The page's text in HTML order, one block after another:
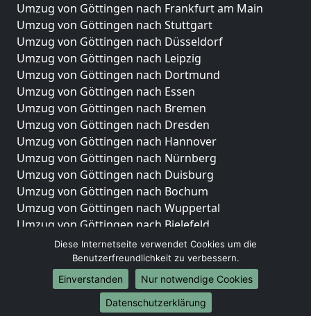
Umzug von Göttingen nach Frankfurt am Main
Umzug von Göttingen nach Stuttgart
Umzug von Göttingen nach Düsseldorf
Umzug von Göttingen nach Leipzig
Umzug von Göttingen nach Dortmund
Umzug von Göttingen nach Essen
Umzug von Göttingen nach Bremen
Umzug von Göttingen nach Dresden
Umzug von Göttingen nach Hannover
Umzug von Göttingen nach Nürnberg
Umzug von Göttingen nach Duisburg
Umzug von Göttingen nach Bochum
Umzug von Göttingen nach Wuppertal
Umzug von Göttingen nach Bielefeld
Umzug von Göttingen nach Bonn
Umzug von Göttingen nach Münster
Internationale-Umzüge
Umzug von Göttingen nach Brasilien
Diese Internetseite verwendet Cookies um die
Benutzerfreundlichkeit zu verbessern.
Einverstanden
Nur notwendige Cookies
Datenschutzerklärung